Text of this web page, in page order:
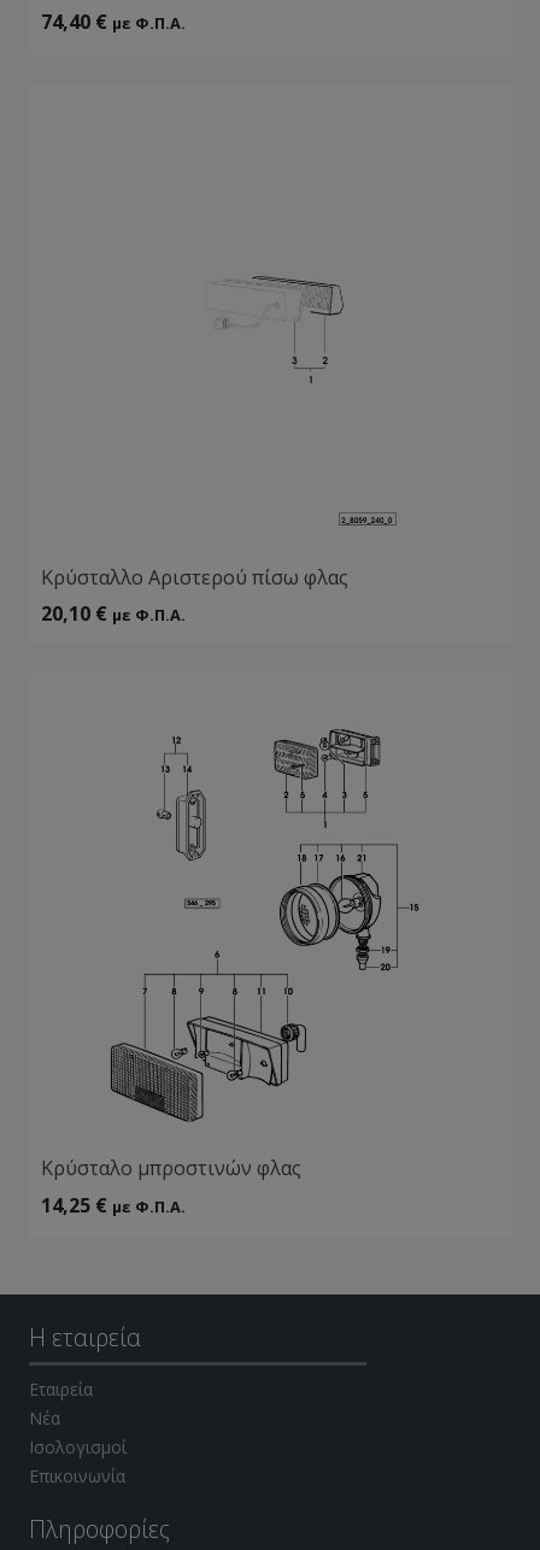
74,40 € με Φ.Π.Α.
Κρύσταλλο Αριστερού πίσω φλας
20,10 € με Φ.Π.Α.
Κρύσταλο μπροστινών φλας
14,25 € με Φ.Π.Α.
Η εταιρεία
Εταιρεία
Νέα
Ισολογισμοί
Επικοινωνία
Πληροφορίες